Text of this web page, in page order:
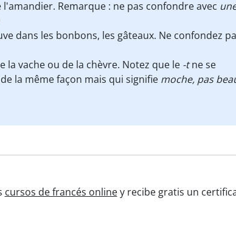
Remarque : ne pas confondre avec
dans les bonbons, les gâteaux. Ne confondez
la vache ou de la chèvre. Notez que le -tne se
la même façon mais qui signifie moche, pas
cursos de francés onliney recibe gratis un